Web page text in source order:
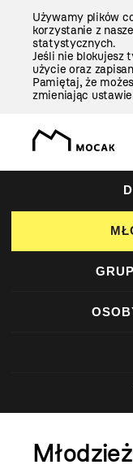
Używamy plików
korzystanie z
statystycznych.
Jeśli nie blokujesz
użycie oraz
Pamiętaj, że
zmieniając